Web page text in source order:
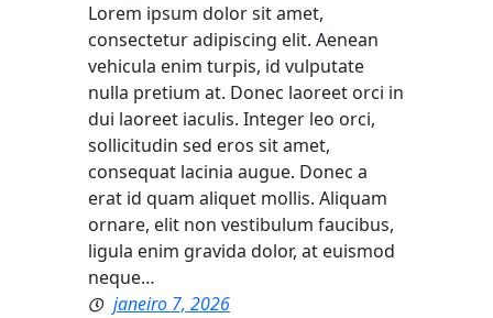
Lorem ipsum dolor sit amet,
consectetur adipiscing elit. Aenean
vehicula enim turpis, id vulputate
nulla pretium at. Donec laoreet orci in
dui laoreet iaculis. Integer leo orci,
sollicitudin sed eros sit amet,
consequat lacinia augue. Donec a
erat id quam aliquet mollis. Aliquam
ornare, elit non vestibulum faucibus,
ligula enim gravida dolor, at euismod
neque…
janeiro 7, 2026